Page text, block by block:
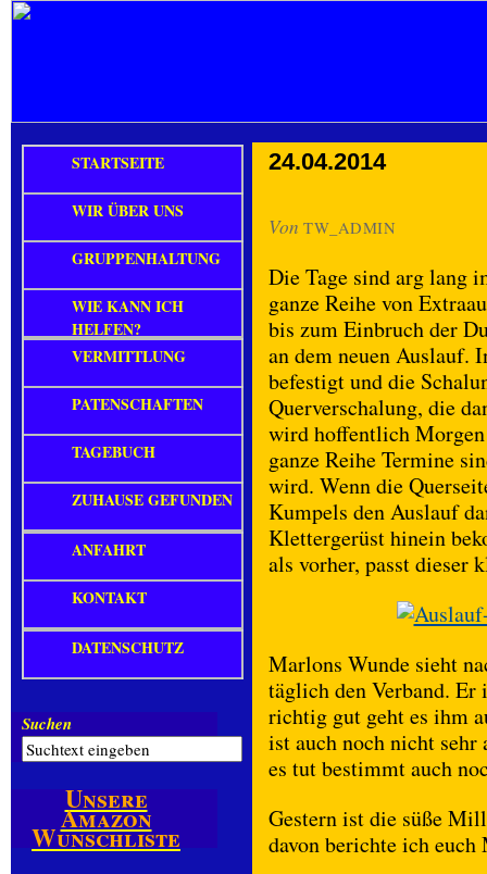
24.04.2014
Von TW_ADMIN
Die Tage sind arg lang
ganze Reihe von
bis zum Einbruch der
an dem neuen Auslauf.
befestigt und die
Querverschalung, die
wird hoffentlich Morgen
ganze Reihe Termine
wird. Wenn die
Kumpels den Auslauf
Klettergerüst hinein
als vorher, passt dieser
Marlons Wunde sieht
täglich den Verband. Er
richtig gut geht es ihm
ist auch noch nicht
es tut bestimmt auch
Gestern ist die süße
davon berichte ich euch
STARTSEITE
WIR ÜBER UNS
GRUPPENHALTUNG
WIE KANN ICH
HELFEN?
VERMITTLUNG
PATENSCHAFTEN
TAGEBUCH
ZUHAUSE GEFUNDEN
ANFAHRT
KONTAKT
DATENSCHUTZ
Suchen
Unsere
Amazon
Wunschliste